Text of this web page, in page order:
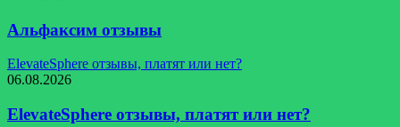
Альфаксим отзывы
ElevateSphere отзывы, платят или нет?
06.08.2026
ElevateSphere отзывы, платят или нет?